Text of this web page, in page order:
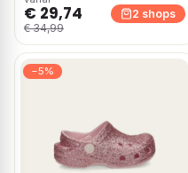
€ 29,74
€ 34,99
2 shops
−5%